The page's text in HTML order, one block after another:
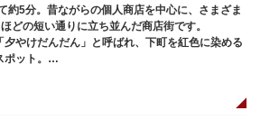
約5分。昔ながらの個人商店を中心に、さまざま
どの短い通りに立ち並んだ商店街です。
やけだんだん」と呼ばれ、下町を紅色に染める
ット。
に自然発生的に生まれ、現在の近隣型商店街へと
街の景観を見ることができます。東京の下町レト